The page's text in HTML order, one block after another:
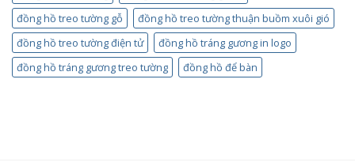
đồng hồ treo tường gỗ
đồng hồ treo tường thuận buồm xuôi gió
đồng hồ treo tường điện tử
đồng hồ tráng gương in logo
đồng hồ tráng gương treo tường
đồng hồ để bàn